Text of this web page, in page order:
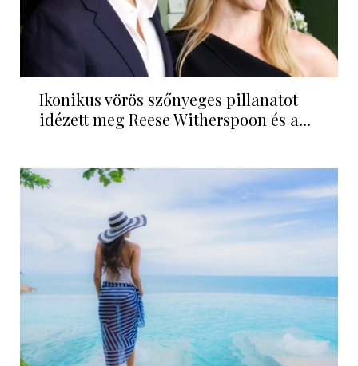
Ikonikus vörös szőnyeges pillanatot
idézett meg Reese Witherspoon és a...